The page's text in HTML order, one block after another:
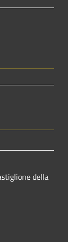
della